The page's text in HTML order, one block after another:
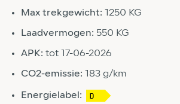
Max trekgewicht: 1250 KG
Laadvermogen: 550 KG
APK: tot 17-06-2026
CO2-emissie: 183 g/km
Energielabel: